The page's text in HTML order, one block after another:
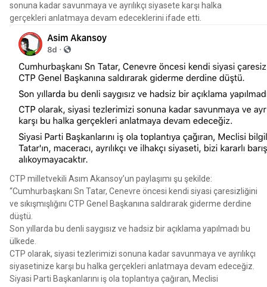
sonuna kadar savunmaya ve ayrılıkçı siyasete karşı halka
gerçekleri anlatmaya devam edeceklerini ifade etti.
CTP milletvekili Asım Akansoy’un paylaşımı şu şekilde:
“Cumhurbaşkanı Sn Tatar, Cenevre öncesi kendi siyasi çaresizliğini
ve sıkışmışlığını CTP Genel Başkanına saldırarak giderme derdine
düştü.
Son yıllarda bu denli saygısız ve hadsiz bir açıklama yapılmadı bu
ülkede.
CTP olarak, siyasi tezlerimizi sonuna kadar savunmaya ve ayrılıkçı
siyasetinize karşı bu halka gerçekleri anlatmaya devam edeceğiz.
Siyasi Parti Başkanlarını iş ola toplantıya çağıran, Meclisi